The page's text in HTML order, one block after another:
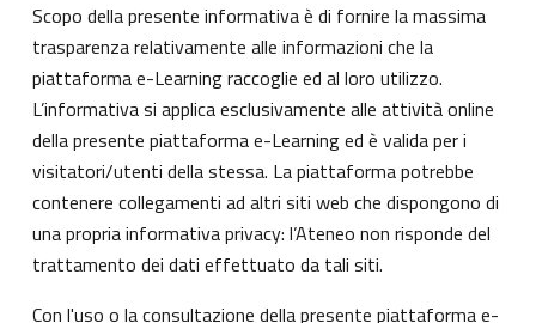
Scopo della presente informativa è di fornire la massima
trasparenza relativamente alle informazioni che la
piattaforma e-Learning raccoglie ed al loro utilizzo.
L’informativa si applica esclusivamente alle attività online
della presente piattaforma e-Learning ed è valida per i
visitatori/utenti della stessa. La piattaforma potrebbe
contenere collegamenti ad altri siti web che dispongono di
una propria informativa privacy: l’Ateneo non risponde del
trattamento dei dati effettuato da tali siti.
Con l'uso o la consultazione della presente piattaforma e-